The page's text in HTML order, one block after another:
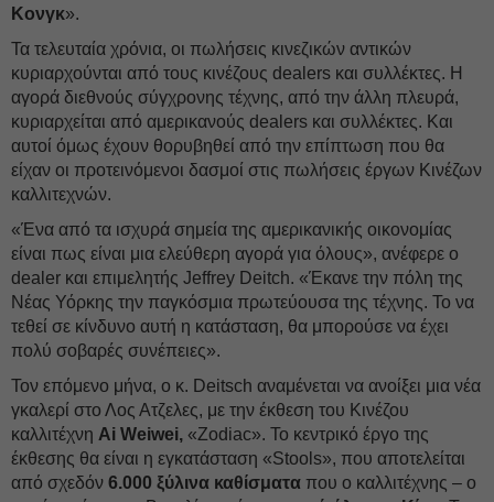
Κονγκ».
Τα τελευταία χρόνια, οι πωλήσεις κινεζικών αντικών
κυριαρχούνται από τους κινέζους dealers και συλλέκτες. Η
αγορά διεθνούς σύγχρονης τέχνης, από την άλλη πλευρά,
κυριαρχείται από αμερικανούς dealers και συλλέκτες. Και
αυτοί όμως έχουν θορυβηθεί από την επίπτωση που θα
είχαν οι προτεινόμενοι δασμοί στις πωλήσεις έργων Κινέζων
καλλιτεχνών.
«Ένα από τα ισχυρά σημεία της αμερικανικής οικονομίας
είναι πως είναι μια ελεύθερη αγορά για όλους», ανέφερε ο
dealer και επιμελητής Jeffrey Deitch. «Έκανε την πόλη της
Νέας Υόρκης την παγκόσμια πρωτεύουσα της τέχνης. Το να
τεθεί σε κίνδυνο αυτή η κατάσταση, θα μπορούσε να έχει
πολύ σοβαρές συνέπειες».
Τον επόμενο μήνα, ο κ. Deitsch αναμένεται να ανοίξει μια νέα
γκαλερί στο Λος Ατζελες, με την έκθεση του Κινέζου
καλλιτέχνη Ai Weiwei, «Zodiac». Το κεντρικό έργο της
έκθεσης θα είναι η εγκατάσταση «Stools», που αποτελείται
από σχεδόν 6.000 ξύλινα καθίσματα που ο καλλιτέχνης – ο